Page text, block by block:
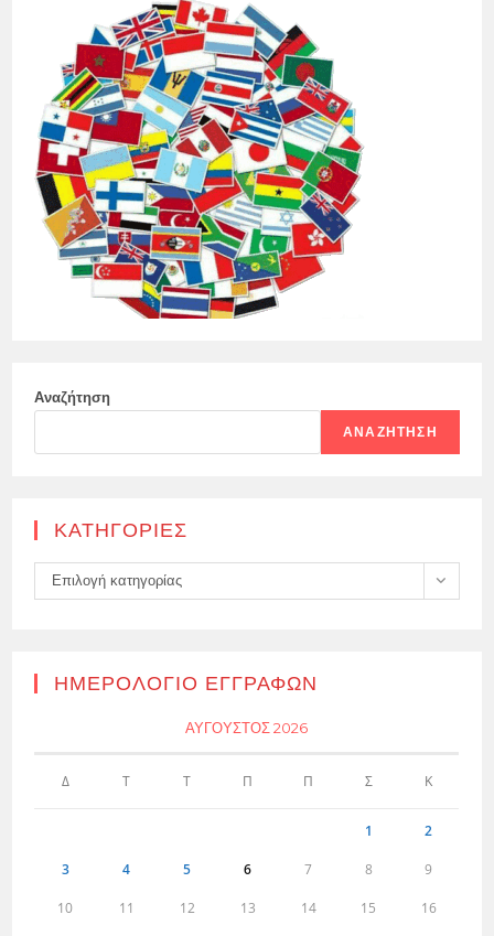
ΤΟΥ
Αναζήτηση
ΑΝΑΖΉΤΗΣΗ
KΑΤΗΓΟΡΊΕΣ
Kατηγορίες
Επιλογή κατηγορίας
ΗΜΕΡΟΛΌΓΙΟ ΕΓΓΡΑΦΏΝ
ΑΎΓΟΥΣΤΟΣ 2026
Δ Τ Τ Π Π Σ Κ
1 2
3 4 5 6 7 8 9
10 11 12 13 14 15 16